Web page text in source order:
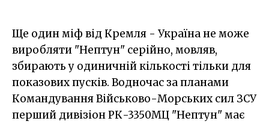
Ще один міф від Кремля - Україна не може
виробляти "Нептун" серійно, мовляв,
збирають у одиничній кількості тільки для
показових пусків. Водночас за планами
Командування Військово-Морських сил ЗСУ
перший дивізіон РК-3350МЦ "Нептун" має